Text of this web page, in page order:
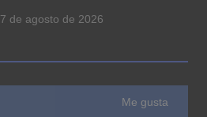
7 de agosto de 2026
Me gusta